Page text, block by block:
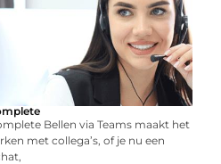
Bellen via Teams maakt het
met collega’s, of je nu een